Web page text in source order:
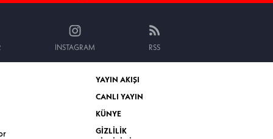
INSTAGRAM RSS
YAYIN AKIŞI
CANLI YAYIN
KÜNYE
GİZLİLİK